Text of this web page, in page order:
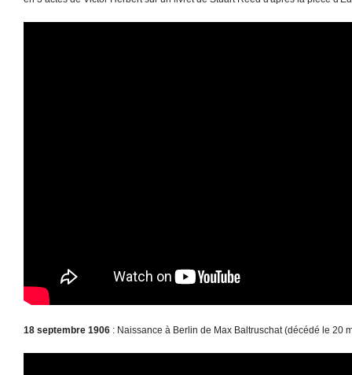
18 septembre 1906 : Naissance à Berlin de Max Baltruschat (décédé le 20